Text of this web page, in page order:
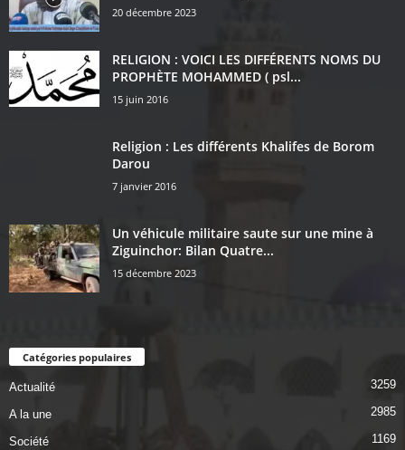
20 décembre 2023
RELIGION : VOICI LES DIFFÉRENTS NOMS DU
PROPHÈTE MOHAMMED ( psl...
15 juin 2016
Religion : Les différents Khalifes de Borom
Darou
7 janvier 2016
Un véhicule militaire saute sur une mine à
Ziguinchor: Bilan Quatre...
15 décembre 2023
Catégories populaires
Actualité 3259
A la une 2985
Société 1169